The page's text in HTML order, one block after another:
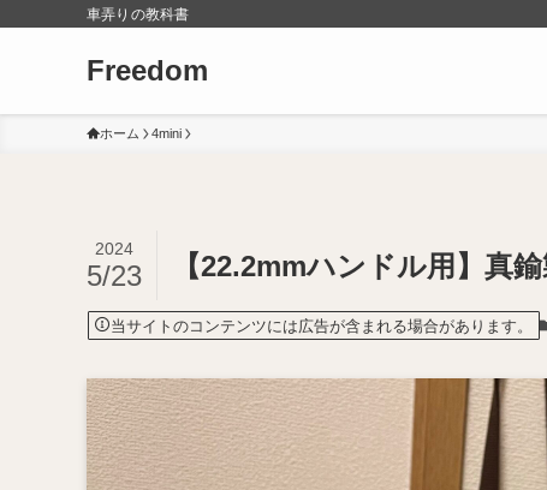
車弄りの教科書
Freedom
ホーム 4mini
【22.2mmハンドル用】真
2024
5/23
当サイトのコンテンツには広告が含まれる場合があります。